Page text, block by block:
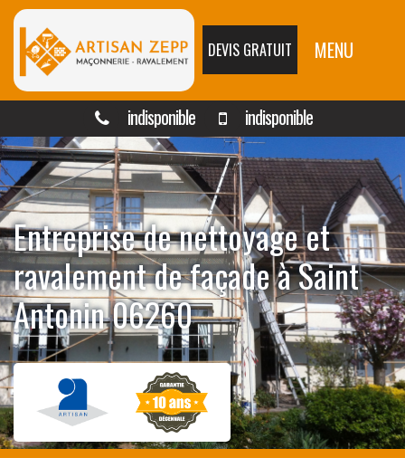
DEVIS GRATUIT MENU
indisponible indisponible
Entreprise de nettoyage et
ravalement de façade à Saint
Antonin 06260